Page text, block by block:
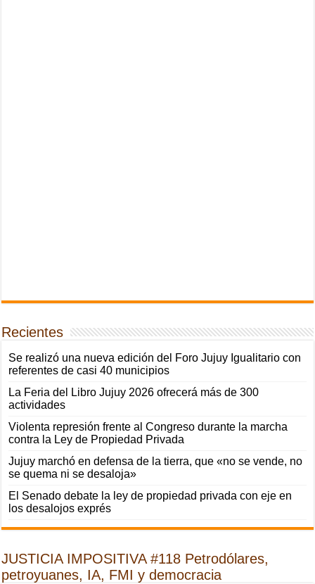
Recientes
Se realizó una nueva edición del Foro Jujuy Igualitario con
referentes de casi 40 municipios
La Feria del Libro Jujuy 2026 ofrecerá más de 300
actividades
Violenta represión frente al Congreso durante la marcha
contra la Ley de Propiedad Privada
Jujuy marchó en defensa de la tierra, que «no se vende, no
se quema ni se desaloja»
El Senado debate la ley de propiedad privada con eje en
los desalojos exprés
JUSTICIA IMPOSITIVA #118 Petrodólares,
petroyuanes, IA, FMI y democracia